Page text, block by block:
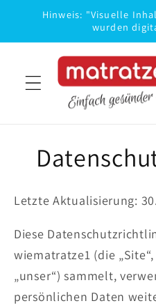
zumHinweis: "Visuelle
wurden
Letzte Aktualisierung:
Diese
wiematratze1 (die
„unser“) sammelt,
persönlichen Daten